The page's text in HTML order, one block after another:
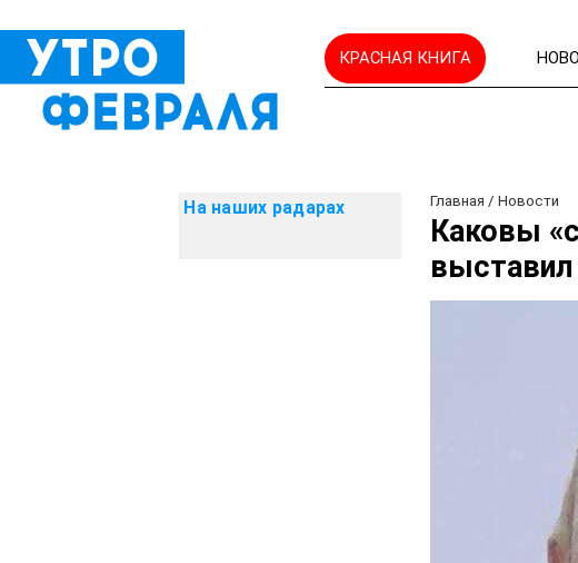
КРАСНАЯ КНИГА
На наших радарах Главная /Новости
Каковы
выставил